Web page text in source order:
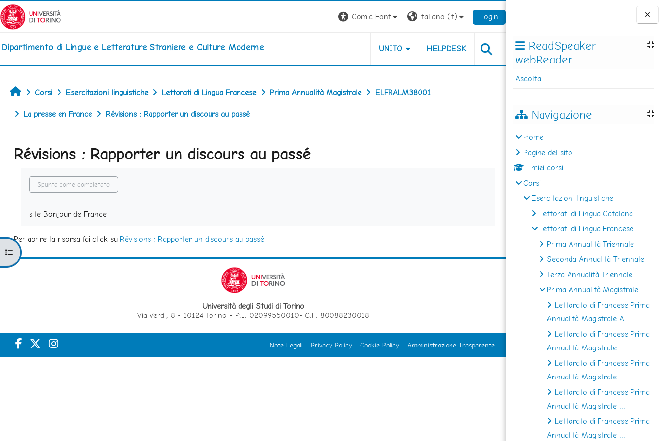
Vai al contenuto principale
Blocchi
ReadSpeaker
webReader
Ascolta
Navigazione
Home
Pagine del sito
I miei corsi
Corsi
Esercitazioni linguistiche
Lettorati di Lingua Catalana
Lettorati di Lingua Francese
Prima Annualità Triennale
Seconda Annualità Triennale
Terza Annualità Triennale
Prima Annualità Magistrale
Lettorato di Francese Prima
Annualità Magistrale A...
Lettorato di Francese Prima
Annualità Magistrale ...
Lettorato di Francese Prima
Annualità Magistrale ...
Lettorato di Francese Prima
Annualità Magistrale ...
Lettorato di Francese Prima
Annualità Magistrale ...
Comic Font Italiano ‎(it)‎ Login
Dipartimento di Lingue e Letterature Straniere e Culture Moderne UNITO HELPDESK
Apri indice del corso
Home
Corsi Esercitazioni linguistiche Lettorati di Lingua Francese Prima Annualità Magistrale ELFRALM38001
La presse en France Révisions : Rapporter un discours au passé
Révisions : Rapporter un discours au passé
Spunta come completato
site Bonjour de France
Per aprire la risorsa fai click su Révisions : Rapporter un discours au passé
Università degli Studi di Torino
Via Verdi, 8 - 10124 Torino - P.I. 02099550010- C.F. 80088230018
Note Legali Privacy Policy Cookie Policy Amministrazione Trasparente